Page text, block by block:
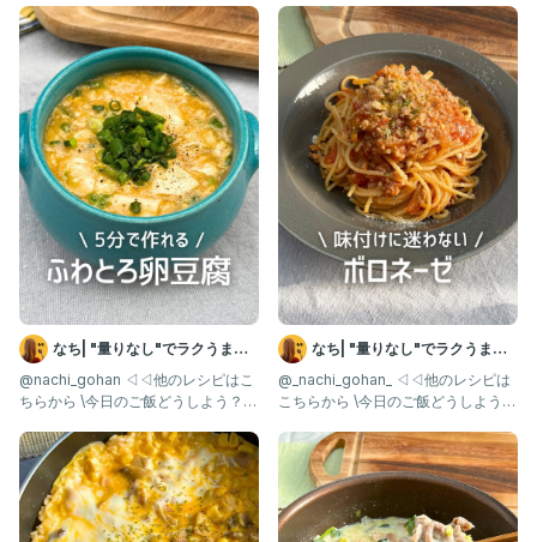
なち| "量りなし"でラクうまご
はん
@nachi_gohan ◁◁他のレシピはこ
ちらから \今日のご飯どうしよう？を
なち| "量りなし"でラクうまご
はん
@_nachi_gohan_ ◁◁他のレシピは
こちらから \今日のご飯どうしよう？